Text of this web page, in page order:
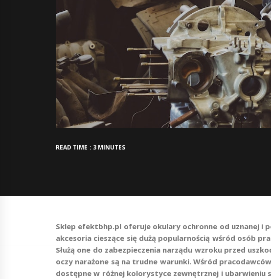
READ TIME : 3 MINUTES
Sklep efektbhp.pl oferuje okulary ochronne od uznanej i
akcesoria cieszące się dużą popularnością wśród osób
Służą one do zabezpieczenia narządu wzroku przed
oczy narażone są na trudne warunki. Wśród
dostępne w różnej kolorystyce zewnętrznej i ubarwieniu